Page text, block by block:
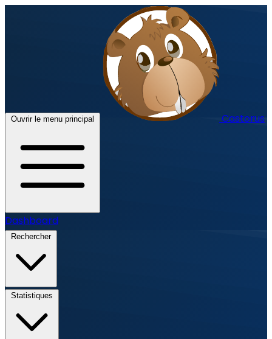
Ouvrir le menu principal Castorus
Dashboard
Rechercher
Statistiques